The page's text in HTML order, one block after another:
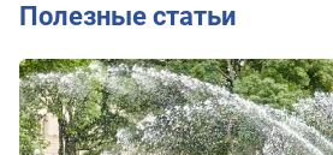
Полезные статьи